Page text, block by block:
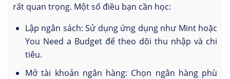
rất quan trọng. Một số điều bạn cần học:
Lập ngân sách: Sử dụng ứng dụng như Mint hoặc
You Need a Budget để theo dõi thu nhập và chi
tiêu.
Mở tài khoản ngân hàng: Chọn ngân hàng phù